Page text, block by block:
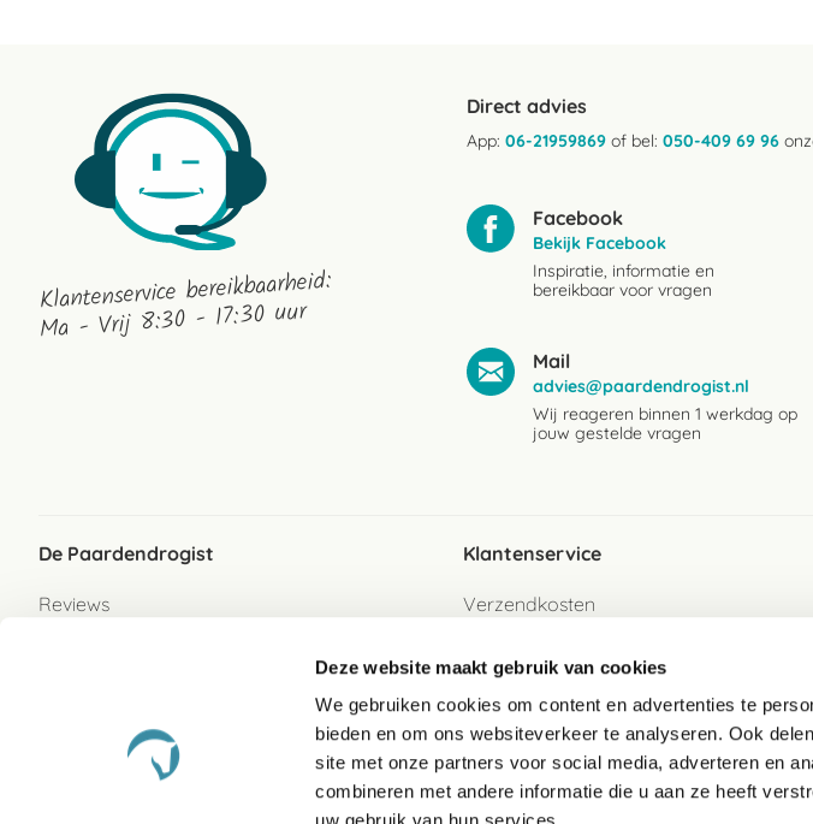
Deze website maakt gebruik van cookies
We gebruiken cookies om content en advertenties te
bieden en om ons websiteverkeer te analyseren. Ook
site met onze partners voor social media, adverteren en
combineren met andere informatie die u aan ze heeft
Klantenservice bereikbaarheid:
Ma - Vrij 8:30 - 17:30 uur
Direct advies
App: 06-21959869 of bel: 050-409 69 96
Facebook
Bekijk Facebook
Inspiratie, informatie en
bereikbaar voor vragen
Mail
advies@paardendrogist.nl
Wij reageren binnen 1 werkdag op
jouw gestelde vragen
De Paardendrogist
Reviews
Klantenservice
Verzendkosten
Betaalwijzen
Retour
Retour sturen als gast
Garantie